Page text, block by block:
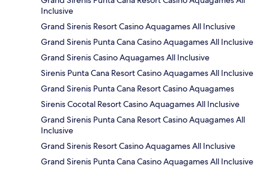
Inclusive
Grand Sirenis Resort Casino Aquagames All Inclusive
Grand Sirenis Punta Cana Casino Aquagames All Inclusive
Grand Sirenis Casino Aquagames All Inclusive
Sirenis Punta Cana Resort Casino Aquagames All Inclusive
Grand Sirenis Punta Cana Resort Casino Aquagames
Sirenis Cocotal Resort Casino Aquagames All Inclusive
Grand Sirenis Punta Cana Resort Casino Aquagames All
Inclusive
Grand Sirenis Resort Casino Aquagames All Inclusive
Grand Sirenis Punta Cana Casino Aquagames All Inclusive